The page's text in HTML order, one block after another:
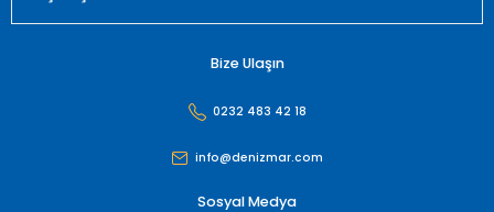
Bize Ulaşın
0232 483 42 18
info@denizmar.com
Sosyal Medya